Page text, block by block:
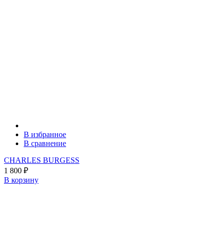
В избранное
В сравнение
CHARLES BURGESS
1 800 ₽
В корзину